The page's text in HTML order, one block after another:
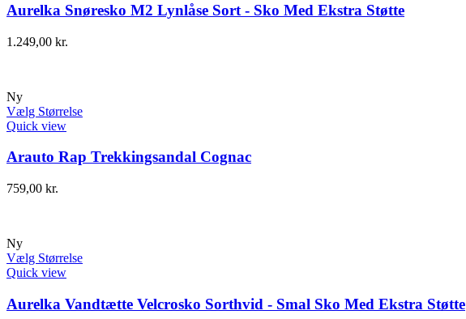
Aurelka Snøresko M2 Lynlåse Sort - Sko Med Ekstra Støtte
1.249,00 kr.
Ny
Vælg Størrelse
Quick view
Arauto Rap Trekkingsandal Cognac
759,00 kr.
Ny
Vælg Størrelse
Quick view
Aurelka Vandtætte Velcrosko Sorthvid - Smal Sko Med Ekstra Støtte